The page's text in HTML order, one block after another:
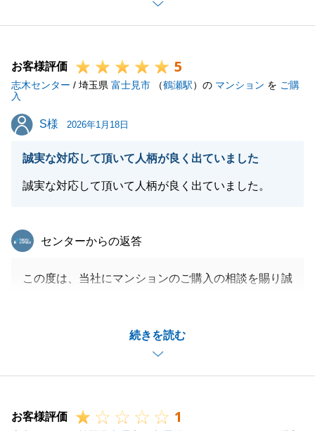
お住み替えということもあり、スピードが求められる
場面がありましたが、A様のご協力もあり、スムーズ
今後も不動産の売却・ご購入に関するご相談がござい
ましたらお気軽にご連絡いただけますと幸いです。
閉じる
お客様評価 5
志木センター / 埼玉県 富士見市 （鶴瀬駅）の マンション を ご購
入
S様
S様 2026年1月18日
誠実な対応して頂いて人柄が良く出ていました
誠実な対応して頂いて人柄が良く出ていました。
続きを読む
東急リバブル
センターからの返答
この度は、当社にマンションのご購入の相談を賜り誠
進めていけたこともあり、お引渡しまでスムーズに進
様々な場面でご協力をいただけたこと、併せてお礼申
今後も不動産のご購入・ご売却に関するご相談等がご
お客様評価 1